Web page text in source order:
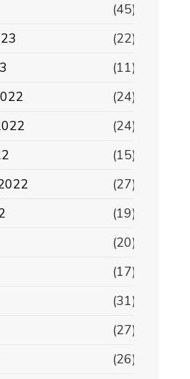
(45)
(22)
(11)
(24)
(24)
(15)
(27)
(19)
(20)
(17)
(31)
(27)
(26)